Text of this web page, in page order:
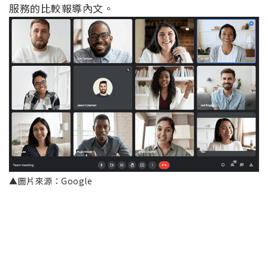
服務的比較報導內文。
▲圖片來源：Google